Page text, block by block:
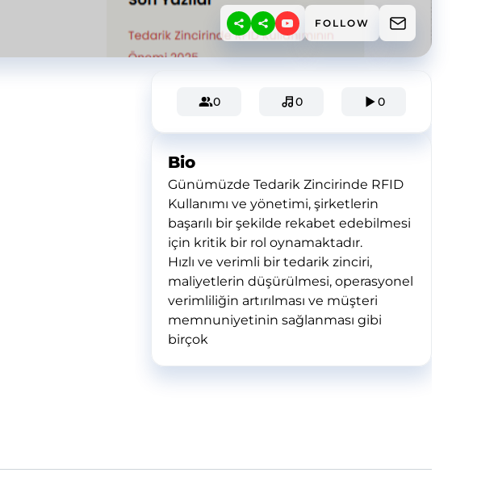
FOLLOW
0 0 0
Bio
Günümüzde Tedarik Zincirinde RFID
Kullanımı ve yönetimi, şirketlerin
başarılı bir şekilde rekabet edebilmesi
için kritik bir rol oynamaktadır.
Hızlı ve verimli bir tedarik zinciri,
maliyetlerin düşürülmesi, operasyonel
verimliliğin artırılması ve müşteri
memnuniyetinin sağlanması gibi
birçok